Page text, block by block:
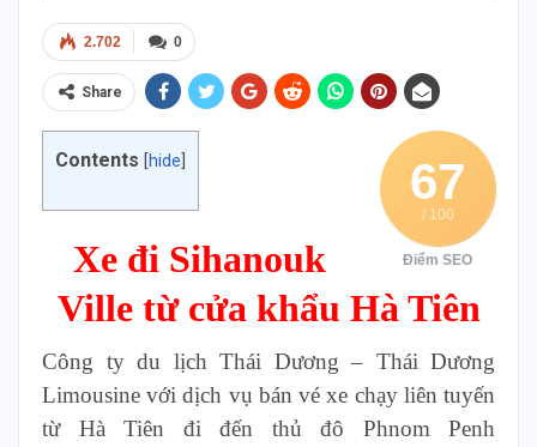
0
2.702
Share
67
/ 100
Điểm SEO
Contents hide
Xe đi Sihanouk
Ville từ cửa khẩu Hà Tiên
Công ty du lịch Thái Dương – Thái Dương
Limousine với dịch vụ bán vé xe chạy liên tuyến
từ Hà Tiên đi đến thủ đô Phnom Penh